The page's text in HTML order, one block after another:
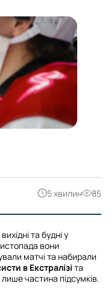
5 хвилин 85
та будні у
вони
матчі та набирали
в Екстралізі та
частина підсумків.